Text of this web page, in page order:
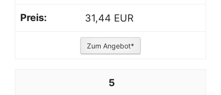
31,44 EUR
Zum Angebot*
5